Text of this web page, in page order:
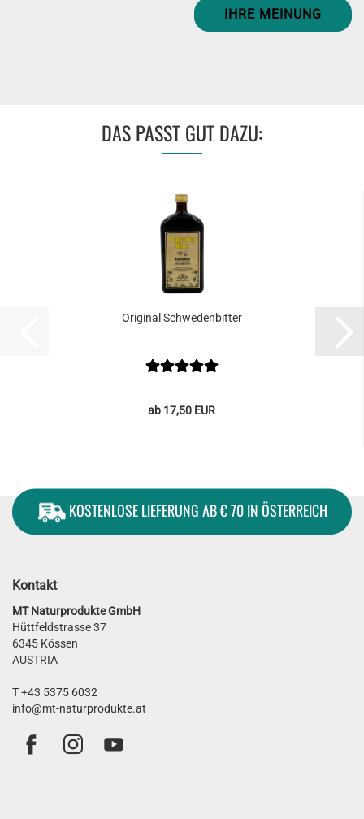
IHRE MEINUNG
DAS PASST GUT DAZU:
Original Schwedenbitter
ab 17,50 EUR
KOSTENLOSE LIEFERUNG AB € 70 IN ÖSTERREICH
Kontakt
MT Naturprodukte GmbH
Hüttfeldstrasse 37
6345 Kössen
AUSTRIA
T +43 5375 6032
info@mt-naturprodukte.at